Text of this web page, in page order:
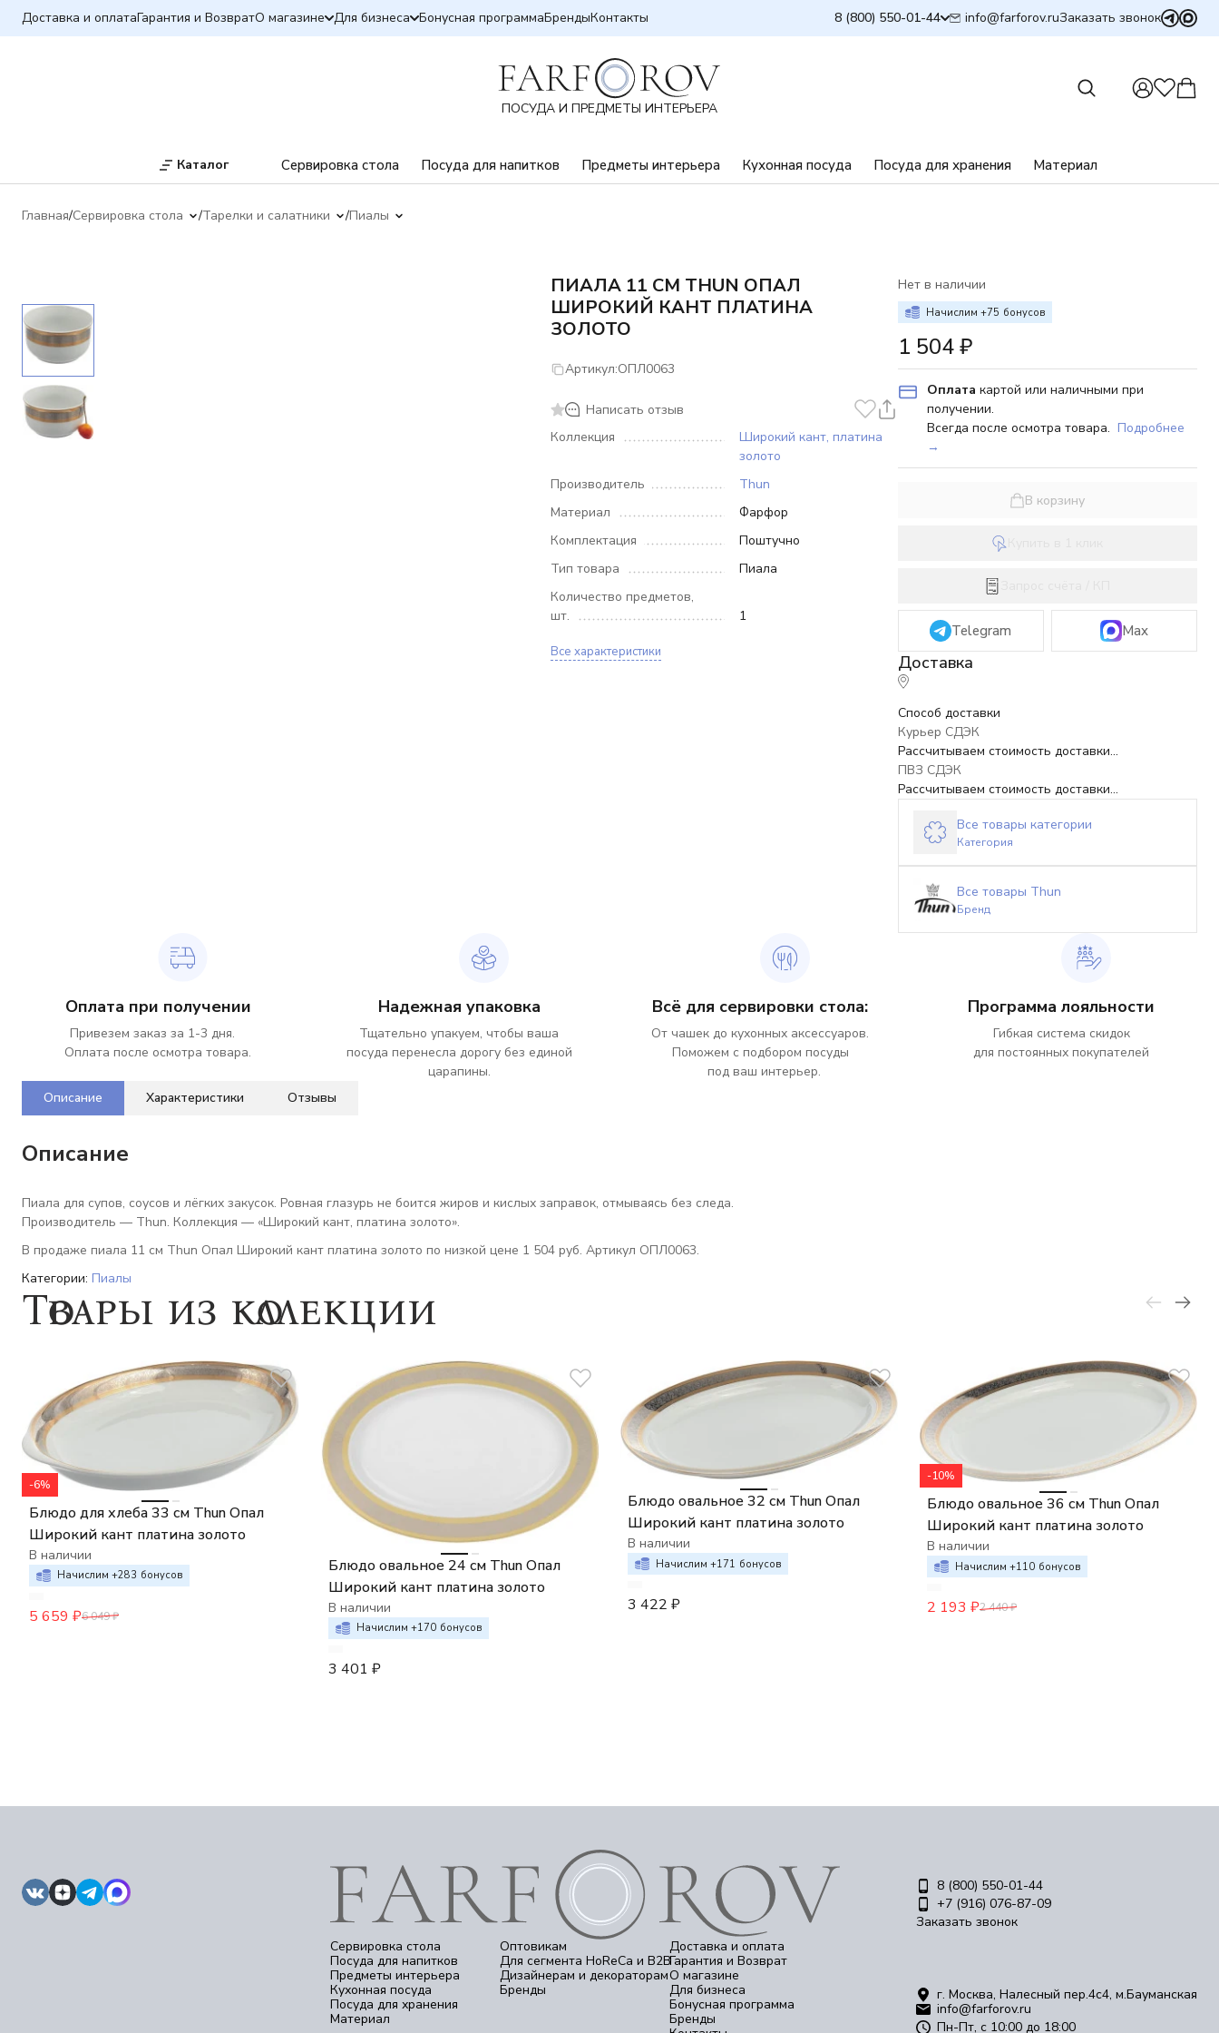
Доставка и оплатаГарантия и ВозвратО магазине Для бизнеса Бонусная программаБрендыКонтакты 8 (800) 550-01-44 info@farforov.ruЗаказать звонок
ПОСУДА И ПРЕДМЕТЫ ИНТЕРЬЕРА
Каталог Сервировка стола Посуда для напитков Предметы интерьера Кухонная посуда Посуда для хранения Материал
Главная Сервировка стола Тарелки и салатники Пиалы
ПИАЛА 11 СМ THUN ОПАЛ
ШИРОКИЙ КАНТ ПЛАТИНА
ЗОЛОТО
Артикул:ОПЛ0063
Написать отзыв
Коллекция
Широкий кант, платина
золото
Производитель
Thun
Материал
Фарфор
Комплектация
Поштучно
Тип товара
Пиала
Количество предметов,
шт.
1
Все характеристики
Нет в наличии
Начислим +75 бонусов
1 504₽
Оплата картой или наличными при
получении.
Всегда после осмотра товара. Подробнее
→
В корзину
Telegram Max
Способ доставки
Курьер СДЭК
Рассчитываем стоимость доставки...
ПВЗ СДЭК
Рассчитываем стоимость доставки...
Все товары категории
Категория
Все товары Thun
Бренд
Оплата при получении
Привезем заказ за 1-3 дня.
Оплата после осмотра товара.
Надежная упаковка
Тщательно упакуем, чтобы ваша
посуда перенесла дорогу без единой
царапины.
Всё для сервировки стола:
От чашек до кухонных аксессуаров.
Поможем с подбором посуды
под ваш интерьер.
Программа лояльности
Гибкая система скидок
для постоянных покупателей
Описание Характеристики Отзывы
Описание
Пиала для супов, соусов и лёгких закусок. Ровная глазурь не боится жиров и кислых заправок, отмываясь без следа.
Производитель — Thun. Коллекция — «Широкий кант, платина золото».
В продаже пиала 11 см Thun Опал Широкий кант платина золото по низкой цене 1 504 руб. Артикул ОПЛ0063.
Категории: Пиалы
Товары из коллекции
-6%
Блюдо для хлеба 33 см Thun Опал
Широкий кант платина золото
В наличии
Начислим +283 бонусов
5 659 ₽6 049₽
Блюдо овальное 24 см Thun Опал
Широкий кант платина золото
В наличии
Начислим +170 бонусов
3 401 ₽
Блюдо овальное 32 см Thun Опал
Широкий кант платина золото
В наличии
Начислим +171 бонусов
3 422 ₽
-10%
Блюдо овальное 36 см Thun Опал
Широкий кант платина золото
В наличии
Начислим +110 бонусов
2 193 ₽2 440₽
Сервировка стола
Посуда для напитков
Предметы интерьера
Кухонная посуда
Посуда для хранения
Материал
Оптовикам
Для сегмента HoReCa и B2B
Дизайнерам и декораторам
Бренды
Доставка и оплата
Гарантия и Возврат
О магазине
Для бизнеса
Бонусная программа
Бренды
8 (800) 550-01-44
+7 (916) 076-87-09
Заказать звонок
г. Москва, Налесный пер.4c4, м.Бауманская
info@farforov.ru
Пн-Пт, с 10:00 до 18:00